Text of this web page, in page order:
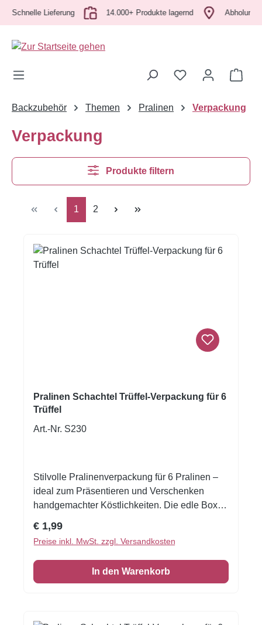
Zum Hauptinhalt springen
Lieferung 14.000+ Produkte lagernd Abholung vor
Backzubehör Themen Pralinen Verpackung
Verpackung
Produkte filtern
Seite
1 Seite
2
Pralinen Schachtel Trüffel-Verpackung für 6
Trüffel
Art.-Nr. S230
Stilvolle Pralinenverpackung für 6 Pralinen –
ideal zum Präsentieren und Verschenken
handgemachter Köstlichkeiten. Die edle Box in
Platz für sechs Pralinen oder Trüffel, die dank
der separaten Fächer sicher und ansprechend
präsentiert werden. Der passgenaue Deckel
mit Sichtfenster schützt die Pralinen und gibt
Regulärer Preis:
€ 1,99
Preise inkl. MwSt. zzgl. Versandkosten
In den Warenkorb